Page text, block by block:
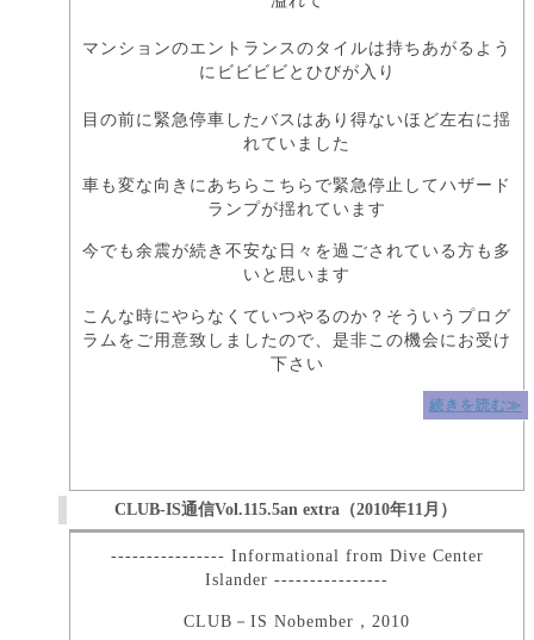
マンションのエントランスのタイルは持ちあがるよう
にビビビビとひびが入り
目の前に緊急停車したバスはあり得ないほど左右に揺
れていました
車も変な向きにあちらこちらで緊急停止してハザード
ランプが揺れています
今でも余震が続き不安な日々を過ごされている方も多
いと思います
こんな時にやらなくていつやるのか？そういうプログ
ラムをご用意致しましたので、是非この機会にお受け
下さい
続きを読む≫
CLUB-IS通信Vol.115.5an extra（2010年11月）
---------------- Informational from Dive Center
Islander ----------------
CLUB－IS Nobember，2010